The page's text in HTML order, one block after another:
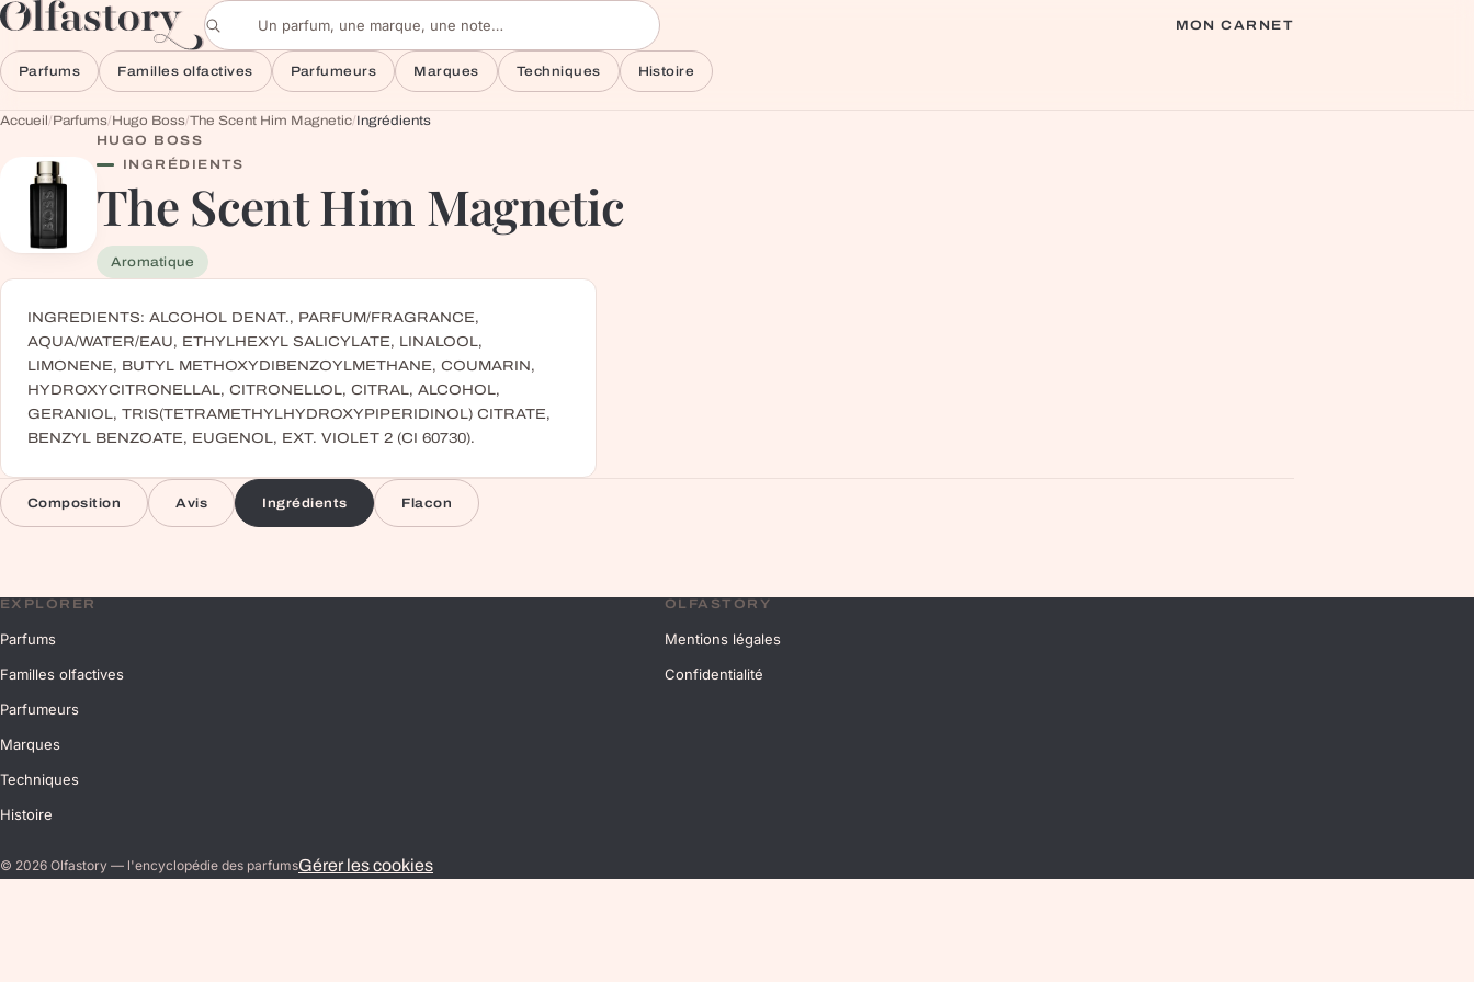
Aller au contenu
Rechercher un parfum
MON CARNET
Parfums Familles olfactives Parfumeurs Marques Techniques Histoire
Accueil/Parfums/Hugo Boss/The Scent Him Magnetic/Ingrédients
HUGO BOSS
INGRÉDIENTS
The Scent Him Magnetic
Aromatique
INGREDIENTS: ALCOHOL DENAT., PARFUM/FRAGRANCE,
AQUA/WATER/EAU, ETHYLHEXYL SALICYLATE, LINALOOL,
LIMONENE, BUTYL METHOXYDIBENZOYLMETHANE, COUMARIN,
HYDROXYCITRONELLAL, CITRONELLOL, CITRAL, ALCOHOL,
GERANIOL, TRIS(TETRAMETHYLHYDROXYPIPERIDINOL) CITRATE,
BENZYL BENZOATE, EUGENOL, EXT. VIOLET 2 (CI 60730).
Composition Avis Ingrédients Flacon
EXPLORER
Parfums
Familles olfactives
Parfumeurs
Marques
Techniques
Histoire
OLFASTORY
Mentions légales
Confidentialité
© 2026 Olfastory — l'encyclopédie des parfumsGérer les cookies